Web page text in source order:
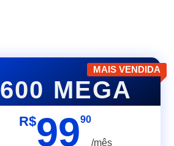
600 MEGA
R$9990
/mês
MAIS VENDIDA